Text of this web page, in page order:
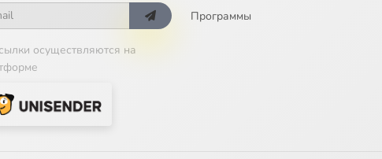
осуществляются на
Программы